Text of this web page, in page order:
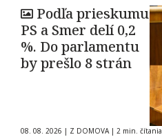
Podľa prieskumu
PS a Smer delí 0,2
%. Do parlamentu
by prešlo 8 strán
08. 08. 2026 | Z DOMOVA | 2 min. čítania